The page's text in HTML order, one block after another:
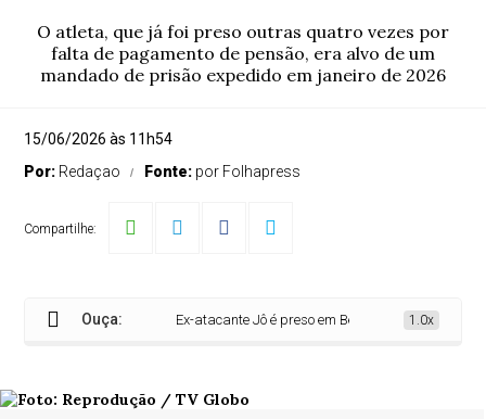
O atleta, que já foi preso outras quatro vezes por
falta de pagamento de pensão, era alvo de um
mandado de prisão expedido em janeiro de 2026
15/06/2026 às 11h54
Por: Redaçao Fonte: por Folhapress
Compartilhe:
Ouça: Ex-atacante Jô é preso em Belo Horizonte por dívida
1.0x